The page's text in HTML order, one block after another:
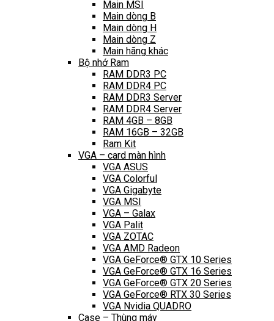
Main MSI
Main dòng B
Main dòng H
Main dòng Z
Main hãng khác
Bộ nhớ Ram
RAM DDR3 PC
RAM DDR4 PC
RAM DDR3 Server
RAM DDR4 Server
RAM 4GB – 8GB
RAM 16GB – 32GB
Ram Kit
VGA – card màn hình
VGA ASUS
VGA Colorful
VGA Gigabyte
VGA MSI
VGA – Galax
VGA Palit
VGA ZOTAC
VGA AMD Radeon
VGA GeForce® GTX 10 Series
VGA GeForce® GTX 16 Series
VGA GeForce® GTX 20 Series
VGA GeForce® RTX 30 Series
VGA Nvidia QUADRO
Case – Thùng máy